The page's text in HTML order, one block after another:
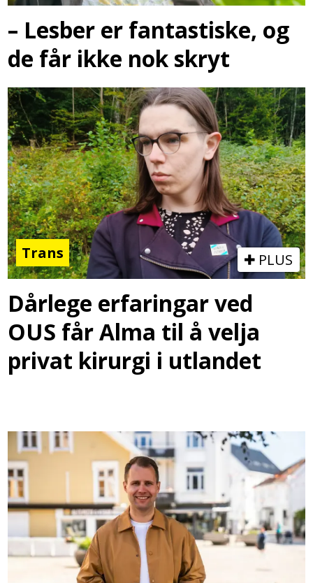
– Lesber er fantastiske, og
de får ikke nok skryt
Trans PLUS
Dårlege erfaringar ved
OUS får Alma til å velja
privat kirurgi i utlandet